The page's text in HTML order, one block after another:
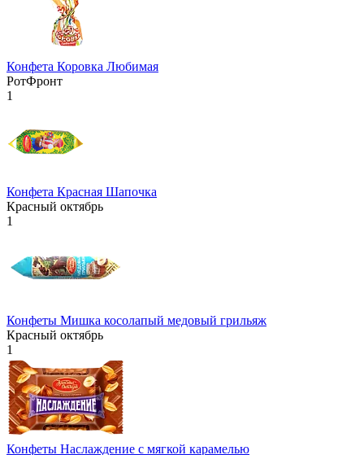
Конфета Коровка Любимая
РотФронт
1
Конфета Красная Шапочка
Красный октябрь
1
Конфеты Мишка косолапый медовый грильяж
Красный октябрь
1
Конфеты Наслаждение с мягкой карамелью